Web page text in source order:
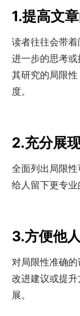
1.提高文
读者往往会带
进一步的思考
其研究的局限
度。
2.充分展
全面列出局限性
给人留下更专业
3.方便他
对局限性准确
改进建议或提
展。